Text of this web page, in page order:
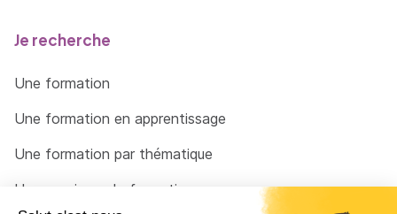
Je recherche
Une formation
Une formation en apprentissage
Une formation par thématique
Un organisme de formation